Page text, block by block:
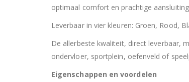
optimaal comfort en prachtige
Leverbaar in vier kleuren: Groen, Rood,
De allerbeste kwaliteit, direct leverbaar,
ondervloer, sportplein, oefenveld of
Eigenschappen en voordelen